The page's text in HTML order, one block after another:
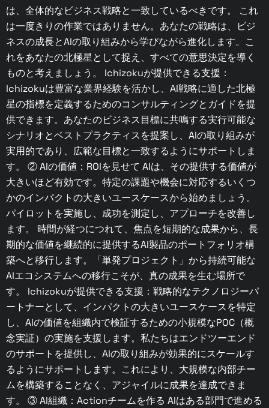
は、全体的なビジネス戦略と一致しているべきです。 これ
は一度きりの作業ではありません。あなたの戦略は、ビジ
ネスの成長とAIの取り組みから学びながら進化します。こ
れをあなたの北極星として捉え、すべての意思決定を導く
ものと考えましょう。 Ichizokuが提供できる支援：
Ichizokuは豊富な業界経験を活かし、AI戦略に適した北極
星の指標を定義するためのコンサルティングとガイドを提
供できます。あなたのビジネス目標に共鳴する実行可能な
シナリオとベストプラクティスを提案し、AIの取り組みが
実用的であり、広範な目標と一致するようにサポートしま
す。 ② AIの価値：ROIを見せて AIは、その提供する価値が
大きいほど有効です。特定の課題や機会に対応するいくつ
かのインパクトの大きいユースケースから始めましょう。
パイロットを実施し、成功を測定し、アプローチを改善し
ます。 時間が経つにつれて、焦点を短期的な成果から、長
期的な価値を継続的に提供するAI製品のポートフォリオ構
築へと移行します。「単発プロジェクト」から持続可能な
AIエコシステムへの移行こそが、真の成果を生む場所で
す。 Ichizokuが提供できる支援：戦略的なテクノロジーパ
ートナーとして、インパクトの大きいユースケースを特定
し、AIの価値を組織内で検証するための小規模なPOC（概
念実証）の実施を支援します。私たちはエンドツーエンド
のサポートを提供し、AIの取り組みが効果的にスケールす
るようにサポートします。これにより、大規模な内部チー
ムを構築することなく、アジャイルに成果を達成できま
す。 ③ AI組織：Actionチームを作る AIはある部門で進める